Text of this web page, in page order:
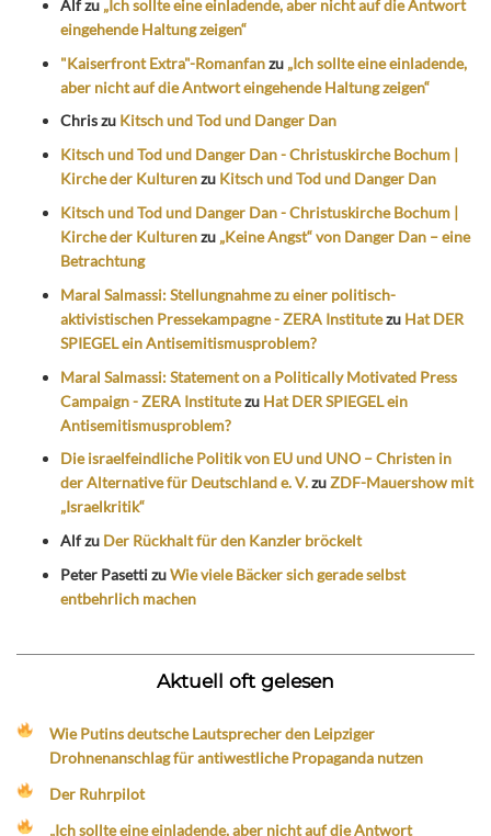
Alfzu „Ich sollte eine einladende, aber nicht auf die Antwort
eingehende Haltung zeigen“
"Kaiserfront Extra"-Romanfanzu „Ich sollte eine einladende,
aber nicht auf die Antwort eingehende Haltung zeigen“
Chriszu Kitsch und Tod und Danger Dan
Kitsch und Tod und Danger Dan - Christuskirche Bochum |
Kirche der Kulturenzu Kitsch und Tod und Danger Dan
Kitsch und Tod und Danger Dan - Christuskirche Bochum |
Kirche der Kulturenzu „Keine Angst“ von Danger Dan – eine
Betrachtung
Maral Salmassi: Stellungnahme zu einer politisch-
aktivistischen Pressekampagne - ZERA Institutezu Hat DER
SPIEGEL ein Antisemitismusproblem?
Maral Salmassi: Statement on a Politically Motivated Press
Campaign - ZERA Institutezu Hat DER SPIEGEL ein
Antisemitismusproblem?
Die israelfeindliche Politik von EU und UNO – Christen in
der Alternative für Deutschland e. V.zuZDF-Mauershow mit
„Israelkritik“
Alfzu Der Rückhalt für den Kanzler bröckelt
Peter PasettizuWie viele Bäcker sich gerade selbst
entbehrlich machen
Aktuell oft gelesen
Wie Putins deutsche Lautsprecher den Leipziger
Drohnenanschlag für antiwestliche Propaganda nutzen
Der Ruhrpilot
„Ich sollte eine einladende, aber nicht auf die Antwort